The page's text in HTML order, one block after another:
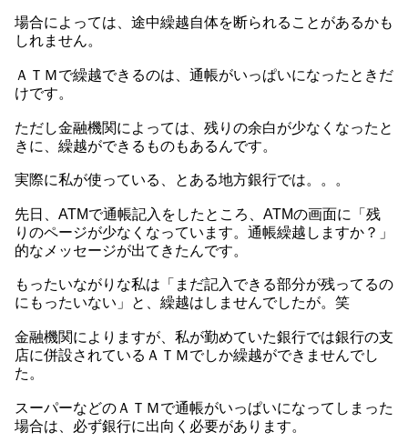
場合によっては、途中繰越自体を断られることがあるかも
しれません。
ＡＴＭで繰越できるのは、通帳がいっぱいになったときだ
けです。
ただし金融機関によっては、残りの余白が少なくなったと
きに、繰越ができるものもあるんです。
実際に私が使っている、とある地方銀行では。。。
先日、ATMで通帳記入をしたところ、ATMの画面に「残
りのページが少なくなっています。通帳繰越しますか？」
的なメッセージが出てきたんです。
もったいながりな私は「まだ記入できる部分が残ってるの
にもったいない」と、繰越はしませんでしたが。笑
金融機関によりますが、私が勤めていた銀行では銀行の支
店に併設されているＡＴＭでしか繰越ができませんでし
た。
スーパーなどのＡＴＭで通帳がいっぱいになってしまった
場合は、必ず銀行に出向く必要があります。